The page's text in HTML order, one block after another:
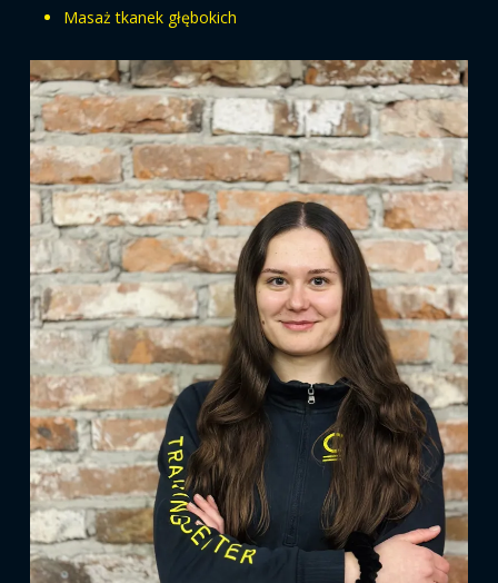
Masaż tkanek głębokich